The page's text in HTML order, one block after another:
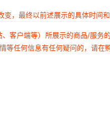
，最终以前述展示的具体时间和
客户端等）所展示的商品/服
任何信息有任何疑问的，请